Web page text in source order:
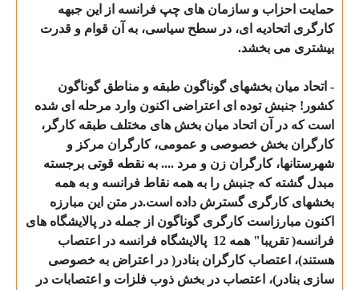
حمایت احزاب و سازمان های چپ فرانسه از این جبهه
کارگری اتحادیه ای، در سطح سیاسی، به آن قوام و قدرت
بیشتری می بخشد.
- اتحاد میان بخشهای گوناگون طبقه و مناطق گوناگون
کشور! جنبش توده ای اعتراضی اکنون وارد مرحله ای شده
است که در آن اتحاد میان بخش های مختلف طبقه کارگر،
کارگران بخش خصوصی و عمومی، کارگران مرکز و
شهرستانها، کارگران زن و مرد .... به نقطه قوتی برجسته
مبدل گشته که جنبش را به همه نقاط فرانسه و به همه
بخشهای کارگری گسترش داده است.در متن این مبارزه
اکنون مبارزاست کارگری گوناگون از جمله در پالایشگاه های
فرانسه( تقریبا" همه 12
پالایشگاه فرانسه در اعتصاب
هستند)، اعتصاب کارگران بنادر( در اعتراض به خصوصی
سازی بنادر)، اعتصاب در بخش ذوب فلزات و اعتصابات در